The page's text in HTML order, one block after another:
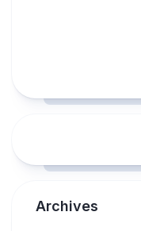
Archives